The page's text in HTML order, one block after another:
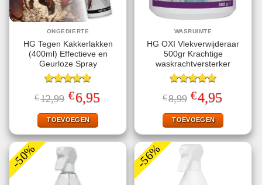
ONGEDIERTE
HG Tegen Kakkerlakken
(400ml) Effectieve en
Geurloze Spray
Gewaardeerd
5.00uit 5
€12,99 Oorspronkelijke
prijs
was:
€12,99.
€6,95prijs
TOEVOEGEN
WASRUIMTE
HG OXI Vlekverwijderaar
500gr Krachtige
waskrachtversterker
Gewaardeerd
5.00uit 5
€8,99 Oorspronkelijke
prijs
was:
€8,99.
€4,95
is:
€4,95.
TOEVOEGEN
-50% -56%